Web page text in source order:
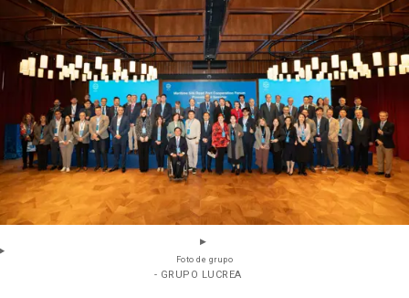
Foto de grupo
- GRUPO LUCREA